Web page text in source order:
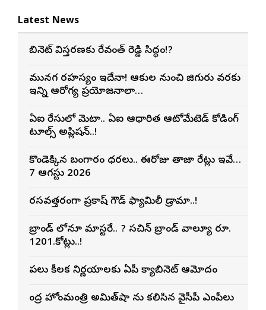
Latest News
కేబినెట్ విస్తరణకు రేవంత్ రెడ్డి సిద్ధం!?
మునగ రహస్యం ఇదేనా! ఆకుల నుంచి జిగురు వరకు
ఇన్ని ఆరోగ్య ప్రయోజనాలా…
ఏఐ రేసులో మెటా.. ఏఐ ఆధారిత ఆటోమేటెడ్ కోడింగ్
టూల్స్ అప్లికేషన్..!
కొండెక్కిన బంగారం ధరలు.. ఈరోజు తాజా రేట్లు ఇవే…
7 ఆగస్టు 2026
రసవత్తరంగా ప్రకాష్ గౌడ్ ఫ్యామిలీ డ్రామా..!
బ్రాండ్ లోనూ మాస్టరే.. ? సచిన్ బ్రాండ్ వాల్యూ రూ.
1201.కోట్లు..!
పలు కీలక నిర్ణయాలకు ఏపీ క్యాబినెట్ ఆమోదం
కేంద్ర హోంమంత్రి అమిత్‌షా ను కలిసిన వైసీపీ ఎంపీలు